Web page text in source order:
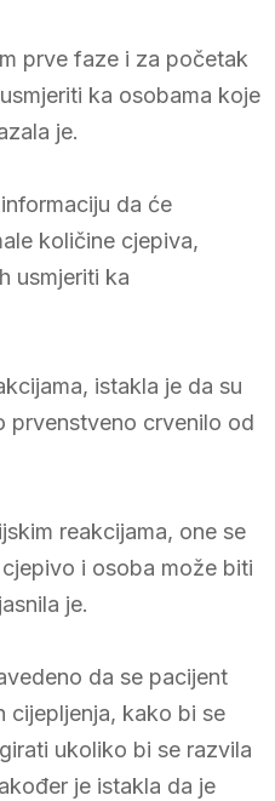
prve faze i za početak
ka osobama koje
je.
da će
količine cjepiva,
usmjeriti ka
istakla je da su
prvenstveno crvenilo od
reakcijama, one se
i osoba može biti
je.
da se pacijent
cijepljenja, kako bi se
ukoliko bi se razvila
je istakla da je